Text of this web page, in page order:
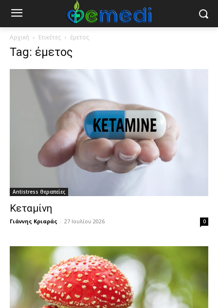
Αρχική Ετικέτες έμετος
Tag: έμετος
Antistress Θεραπείες
Κεταμίνη
Γιάννης Κριαράς - 27 Ιουλίου 2026 0